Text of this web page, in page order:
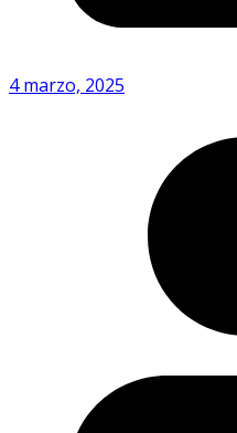
4 marzo, 2025